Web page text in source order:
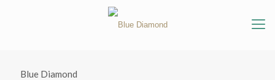
Blue Diamond